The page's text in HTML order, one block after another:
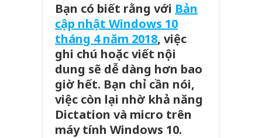
Bạn có biết rằng với Bản
cập nhật Windows 10
tháng 4 năm 2018, việc
ghi chú hoặc viết nội
dung sẽ dễ dàng hơn bao
giờ hết. Bạn chỉ cần nói,
việc còn lại nhờ khả năng
Dictation và micro trên
máy tính Windows 10.